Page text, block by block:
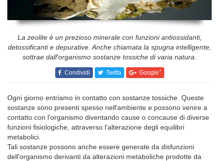
La zeolite è un prezioso minerale con funzioni antiossidanti,
detossificanti e depurative. Anche chiamata la spugna intelligente,
sottrae dall'organismo sostanze tossiche di varia natura.
Condividi Twitta Google+
Ogni giorno entriamo in contatto con sostanze tossiche. Queste
sostanze sono presenti spesso nell'ambiente e possono venire a
contatto con l'organismo diventando cause o concause di diverse
funzioni fisiologiche, attraverso l'alterazione degli equilibri
metabolici.
Tali sostanze possono anche essere generate da disfunzioni
dell'organismo derivanti da alterazioni metaboliche prodotte da